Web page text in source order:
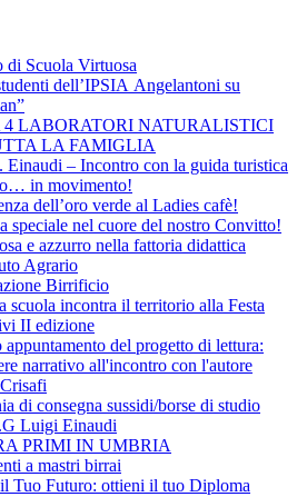
di Scuola Virtuosa
dell’IPSIA Angelantoni su
LABORATORI NATURALISTICI
LA FAMIGLIA
– Incontro con la guida turistica
in movimento!
dell’oro verde al Ladies cafè!
speciale nel cuore del nostro Convitto!
e azzurro nella fattoria didattica
Agrario
Birrificio
scuola incontra il territorio alla Festa
II edizione
appuntamento del progetto di lettura:
narrativo all'incontro con l'autore
di consegna sussidi/borse di studio
Luigi Einaudi
PRIMI IN UMBRIA
a mastri birrai
Tuo Futuro: ottieni il tuo Diploma